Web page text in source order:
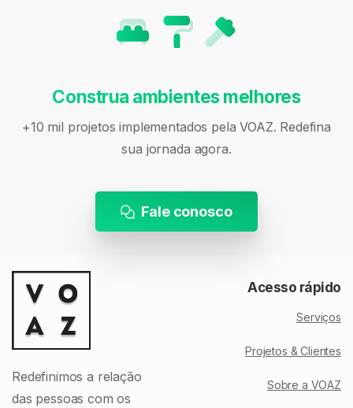
Construa ambientes melhores
+10 mil projetos implementados pela VOAZ. Redefina
sua jornada agora.
Fale conosco
Redefinimos a relação
das pessoas com os
Acesso rápido
Serviços
Projetos & Clientes
Sobre a VOAZ